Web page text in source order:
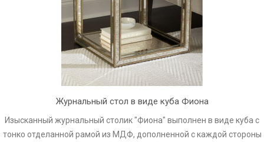
Журнальный стол в виде куба Фиона
Изысканный журнальный столик "Фиона" выполнен в виде куба с
тонко отделанной рамой из МДФ, дополненной с каждой стороны